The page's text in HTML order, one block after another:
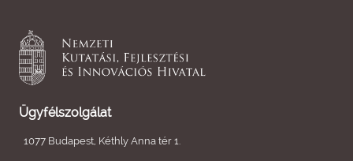
Ügyfélszolgálat
1077 Budapest, Kéthly Anna tér 1.